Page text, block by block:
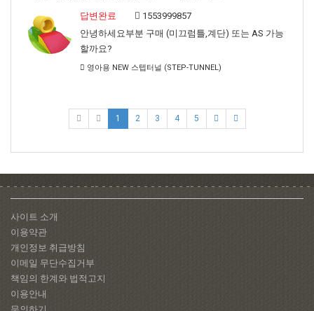
답변완료
1553999857
안녕하세요부분 구매 (미끄럼틀,계단) 또는 AS 가능
할까요?
영아용 NEW 스텝터널 (STEP-TUNNEL)
1 2 3 4 5
사이트 소개
이용약관
개인정보 취급방침
이메일 무단수집거부
책임의 한계와 법적고지
이용안내